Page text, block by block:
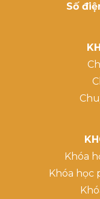
Số
Khóa
Khóa học